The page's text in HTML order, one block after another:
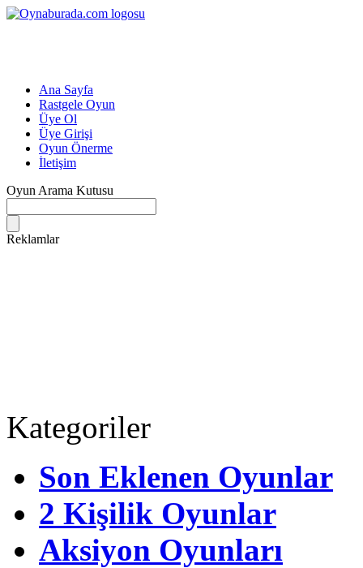
Ana Sayfa
Rastgele Oyun
Üye Ol
Üye Girişi
Oyun Önerme
İletişim
Oyun Arama Kutusu
Reklamlar
Kategoriler
Son Eklenen Oyunlar
2 Kişilik Oyunlar
Aksiyon Oyunları